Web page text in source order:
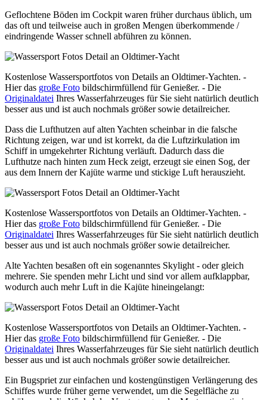
Geflochtene Böden im Cockpit waren früher durchaus üblich, um
das oft und teilweise auch in großen Mengen überkommende /
eindringende Wasser schnell abführen zu können.
Kostenlose Wassersportfotos von Details an Oldtimer-Yachten. -
Hier das große Foto bildschirmfüllend für Genießer. - Die
Originaldatei Ihres Wasserfahrzeuges für Sie sieht natürlich deutlich
besser aus und ist auch nochmals größer sowie detailreicher.
Dass die Lufthutzen auf alten Yachten scheinbar in die falsche
Richtung zeigen, war und ist korrekt, da die Luftzirkulation im
Schiff in umgekehrter Richtung verläuft. Dadurch dass die
Lufthutze nach hinten zum Heck zeigt, erzeugt sie einen Sog, der
aus dem Innern der Kajüte warme und stickige Luft herauszieht.
Kostenlose Wassersportfotos von Details an Oldtimer-Yachten. -
Hier das große Foto bildschirmfüllend für Genießer. - Die
Originaldatei Ihres Wasserfahrzeuges für Sie sieht natürlich deutlich
besser aus und ist auch nochmals größer sowie detailreicher.
Alte Yachten besaßen oft ein sogenanntes Skylight - oder gleich
mehrere. Sie spenden mehr Licht und sind vor allem aufklappbar,
wodurch auch mehr Luft in die Kajüte hineingelangt:
Kostenlose Wassersportfotos von Details an Oldtimer-Yachten. -
Hier das große Foto bildschirmfüllend für Genießer. - Die
Originaldatei Ihres Wasserfahrzeuges für Sie sieht natürlich deutlich
besser aus und ist auch nochmals größer sowie detailreicher.
Ein Bugspriet zur einfachen und kostengünstigen Verlängerung des
Schiffes wurde früher gerne verwendet, um die Segelfläche zu